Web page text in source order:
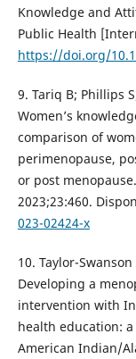
Knowledge and
Public Health
https://doi.org/
9. Tariq B; Phillips
Women’s
comparison of
perimenopause,
or post
2023;23:460.
023-02424-x
10. Taylor-
Developing a
intervention with
health education:
American Indian/